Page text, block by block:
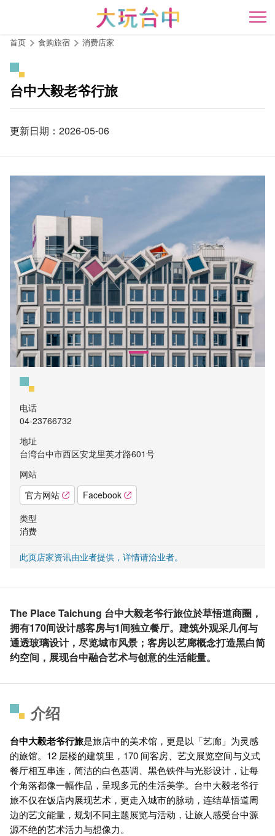
开
首页 食购旅宿 消费店家
台中大毅老爷行旅
更新日期：2026-05-06
电话
04-23766732
地址
台湾台中市西区安龙里英才路601号
网站
官方网站
Facebook
类型
消费
此页店家资讯由业者提供，详情请洽业者。
The Place Taichung 台中大毅老爷行旅位於草悟道商圈，
拥有170间设计感客房与1间独立餐厅。建筑外观采几何与
通透玻璃设计，尽览城市风景；客房以艺廊概念打造黑白简
约空间，展现台中融合艺术与创意的生活能量。
介绍
台中大毅老爷行旅是旅店中的美术馆，更是以「艺廊」为灵感
的旅馆。12 层楼的建筑里，170 间客房、艺文展览空间与义式
餐厅相互串连，简洁的白色基调、黑色铁件与光影设计，让每
个角落都像一幅作品，呈现多元的生活美学。 台中大毅老爷行
旅不仅在饭店内展现艺术，更走入城市的脉动，连结草悟道周
边的艺文能量，规划不同主题展览与活动，让旅人感受台中源
源不绝的艺术活力与想像力。